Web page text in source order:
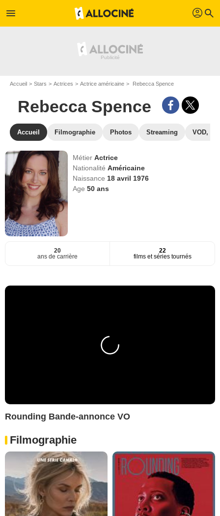
menu profil search
Accueil Stars Actrices Actrice américaine Rebecca Spence
Rebecca Spence
Accueil Filmographie Photos Streaming VOD,
MétierActrice
NationalitéAméricaine
Naissance 18 avril 1976
Age50 ans
20
ans de carrière
22
films et séries tournés
Rounding Bande-annonce VO
Filmographie